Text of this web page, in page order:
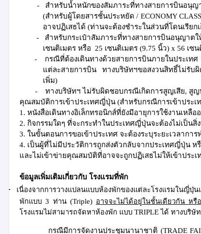
- สำหรับน้ำหนักของสัมภาระที่ทางสายการบินอนุญ
(สำหรับผู้โดยสารชั้นประหยัด/ ECONOMY
อาจปฏิเสธได้ (ท่านจะต้องชำระในส่วนที่โดนเรียก
- สำหรับกระเป๋าสัมภาระที่ทางสายการบินอนุญาต
เซนติเมตร หรือ 25 เซนติเมตร (9.75 นิ้ว) x 56 เซ
- กรณีที่ต้องเดินทางด้วยสายการบินภายในประเท
แต่ละสายการบิน ทางบริษัทฯขอสงวนสิทธิ์ไม่รับ
เพิ่ม)
- ทางบริษัทฯ ไม่รับผิดชอบกรณีเกิดการสูญเสีย, สูญ
คุณสมบัติการเข้าประเทศญี่ปุ่น (สำหรับกรณีการเข้าประ
1. หนังสือเดินทางอิเล็กทรอนิกส์ที่ยังมีอายุการใช้งานเหลือ
2. กิจกรรมใดๆ ที่จะกระทำในประเทศญี่ปุ่นจะต้องไม่เป็
3. ในขั้นตอนการขอเข้าประเทศ จะต้องระบุระยะเวลาการ
4. เป็นผู้ที่ไม่มีประวัติการถูกส่งตัวกลับจากประเทศญี่ปุ่น ห
และไม่เข้าข่ายคุณสมบัติที่อาจจะถูกปฏิเสธไม่ให้เข้าประเ
ข้อมูลเพิ่มเติมเกี่ยวกับ โรงแรมที่พัก
- เนื่องจากการวางแปลนแบบห้องพักของแต่ละโรงแรมในญี่ปุ่
พักแบบ3 ท่าน (Triple) อาจจะไม่ได้อยู่ในชั้นเดียวกัน ห
โรงแรมไม่สามารถจัดหาห้องพัก แบบ TRIPLEได้ ทางบริษั
กรณีมีการจัดงานประชุมนานาชาติ (TRADE